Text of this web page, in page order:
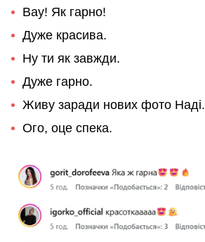
Вау! Як гарно!
Дуже красива.
Ну ти як завжди.
Дуже гарно.
Живу заради нових фото Наді.
Ого, оце спека.